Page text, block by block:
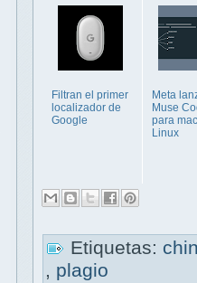
Filtran el primer
localizador de
Google
Meta
Muse
para
Linux
Etiquetas:
, plagio